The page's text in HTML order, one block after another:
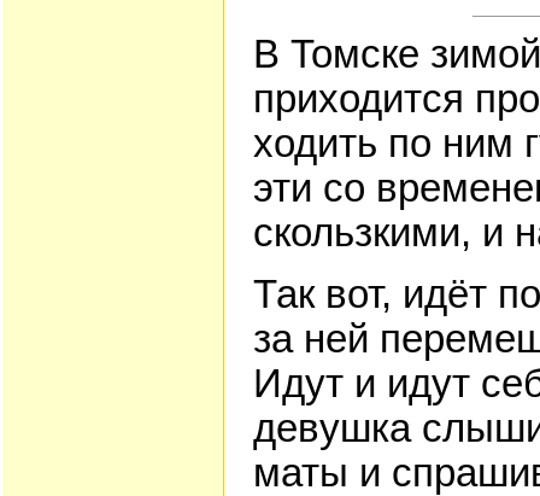
В Томске
пpиходится
ходить по ним
эти со
скользкими, и
Так вот, идёт
за ней
Идyт и идyт
девyшка
маты и